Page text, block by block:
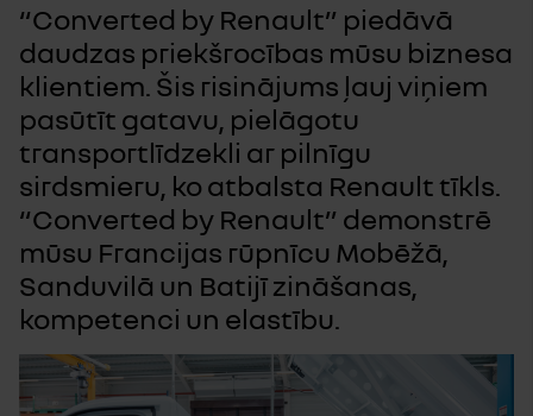
“Converted by Renault” piedāvā
daudzas priekšrocības mūsu biznesa
klientiem. Šis risinājums ļauj viņiem
pasūtīt gatavu, pielāgotu
transportlīdzekli ar pilnīgu
sirdsmieru, ko atbalsta Renault tīkls.
“Converted by Renault” demonstrē
mūsu Francijas rūpnīcu Mobēžā,
Sanduvilā un Batijī zināšanas,
kompetenci un elastību.